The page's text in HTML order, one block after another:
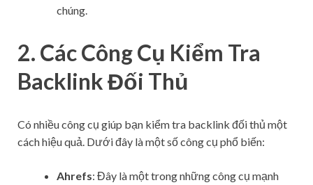
chúng.
2. Các Công Cụ Kiểm Tra
Backlink Đối Thủ
Có nhiều công cụ giúp bạn kiểm tra backlink đối thủ một
cách hiệu quả. Dưới đây là một số công cụ phổ biến:
Ahrefs: Đây là một trong những công cụ mạnh